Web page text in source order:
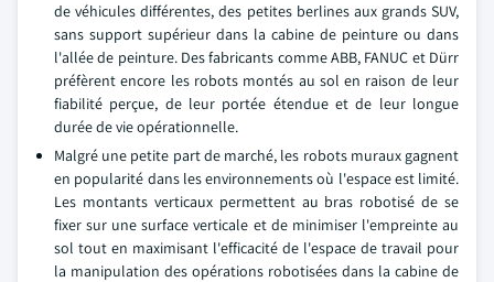
de véhicules différentes, des petites berlines aux grands SUV,
sans support supérieur dans la cabine de peinture ou dans
l'allée de peinture. Des fabricants comme ABB, FANUC et Dürr
préfèrent encore les robots montés au sol en raison de leur
fiabilité perçue, de leur portée étendue et de leur longue
durée de vie opérationnelle.
Malgré une petite part de marché, les robots muraux gagnent
en popularité dans les environnements où l'espace est limité.
Les montants verticaux permettent au bras robotisé de se
fixer sur une surface verticale et de minimiser l'empreinte au
sol tout en maximisant l'efficacité de l'espace de travail pour
la manipulation des opérations robotisées dans la cabine de